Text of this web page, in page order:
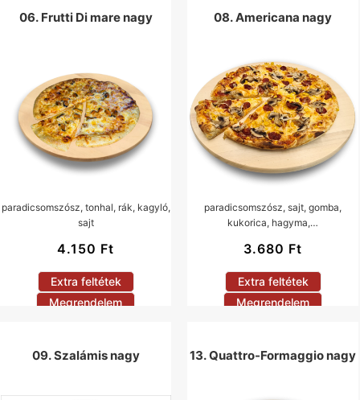
06. Frutti Di mare nagy
paradicsomszósz, tonhal, rák, kagyló,
sajt
4.150 Ft
Extra feltétek
Megrendelem
08. Americana nagy
paradicsomszósz, sajt, gomba,
kukorica, hagyma,…
3.680 Ft
Extra feltétek
Megrendelem
09. Szalámis nagy 13. Quattro-Formaggio nagy